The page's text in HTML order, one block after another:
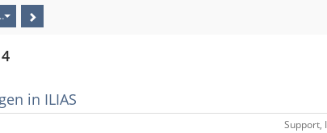
in ILIAS
Support,